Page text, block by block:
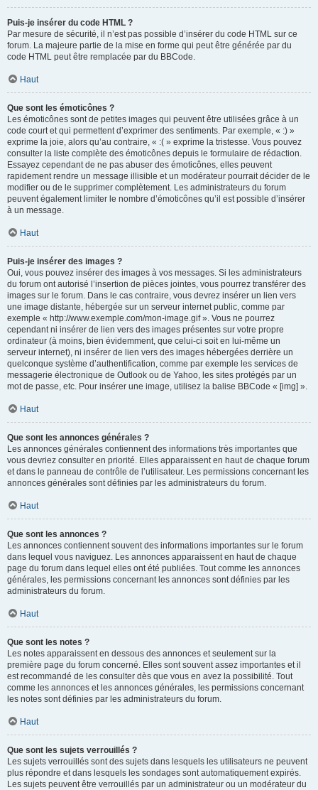
Puis-je insérer du code HTML ?
Par mesure de sécurité, il n’est pas possible d’insérer du code HTML sur ce
forum. La majeure partie de la mise en forme qui peut être générée par du
code HTML peut être remplacée par du BBCode.
Haut
Que sont les émoticônes ?
Les émoticônes sont de petites images qui peuvent être utilisées grâce à un
code court et qui permettent d’exprimer des sentiments. Par exemple, « :) »
exprime la joie, alors qu’au contraire, « :( » exprime la tristesse. Vous pouvez
consulter la liste complète des émoticônes depuis le formulaire de rédaction.
Essayez cependant de ne pas abuser des émoticônes, elles peuvent
rapidement rendre un message illisible et un modérateur pourrait décider de le
modifier ou de le supprimer complètement. Les administrateurs du forum
peuvent également limiter le nombre d’émoticônes qu’il est possible d’insérer
à un message.
Haut
Puis-je insérer des images ?
Oui, vous pouvez insérer des images à vos messages. Si les administrateurs
du forum ont autorisé l’insertion de pièces jointes, vous pourrez transférer des
images sur le forum. Dans le cas contraire, vous devrez insérer un lien vers
une image distante, hébergée sur un serveur internet public, comme par
exemple « http://www.exemple.com/mon-image.gif ». Vous ne pourrez
cependant ni insérer de lien vers des images présentes sur votre propre
ordinateur (à moins, bien évidemment, que celui-ci soit en lui-même un
serveur internet), ni insérer de lien vers des images hébergées derrière un
quelconque système d’authentification, comme par exemple les services de
messagerie électronique de Outlook ou de Yahoo, les sites protégés par un
mot de passe, etc. Pour insérer une image, utilisez la balise BBCode « [img] ».
Haut
Que sont les annonces générales ?
Les annonces générales contiennent des informations très importantes que
vous devriez consulter en priorité. Elles apparaissent en haut de chaque forum
et dans le panneau de contrôle de l’utilisateur. Les permissions concernant les
annonces générales sont définies par les administrateurs du forum.
Haut
Que sont les annonces ?
Les annonces contiennent souvent des informations importantes sur le forum
dans lequel vous naviguez. Les annonces apparaissent en haut de chaque
page du forum dans lequel elles ont été publiées. Tout comme les annonces
générales, les permissions concernant les annonces sont définies par les
administrateurs du forum.
Haut
Que sont les notes ?
Les notes apparaissent en dessous des annonces et seulement sur la
première page du forum concerné. Elles sont souvent assez importantes et il
est recommandé de les consulter dès que vous en avez la possibilité. Tout
comme les annonces et les annonces générales, les permissions concernant
les notes sont définies par les administrateurs du forum.
Haut
Que sont les sujets verrouillés ?
Les sujets verrouillés sont des sujets dans lesquels les utilisateurs ne peuvent
plus répondre et dans lesquels les sondages sont automatiquement expirés.
Les sujets peuvent être verrouillés par un administrateur ou un modérateur du